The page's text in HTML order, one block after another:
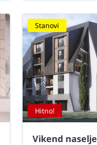
Stanovi
Hitno!
Vikend naselje